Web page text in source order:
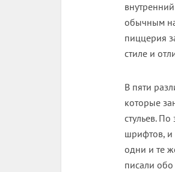
обычным
пиццерия
стиле и
В пяти
которые
стульев.
шрифтов, и
одни и те
писали обо